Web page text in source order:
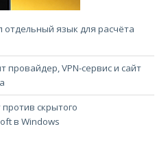
отдельный язык для расчёта
провайдер, VPN-сервис и сайт
скрытого
в Windows